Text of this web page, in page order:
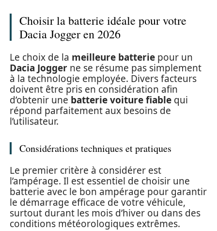
Choisir la batterie idéale pour votre
Dacia Jogger en 2026
Le choix de la meilleure batterie pour un
Dacia Jogger ne se résume pas simplement
à la technologie employée. Divers facteurs
doivent être pris en considération afin
d’obtenir une batterie voiture fiable qui
répond parfaitement aux besoins de
l’utilisateur.
Considérations techniques et pratiques
Le premier critère à considérer est
l’ampérage. Il est essentiel de choisir une
batterie avec le bon ampérage pour garantir
le démarrage efficace de votre véhicule,
surtout durant les mois d’hiver ou dans des
conditions météorologiques extrêmes.